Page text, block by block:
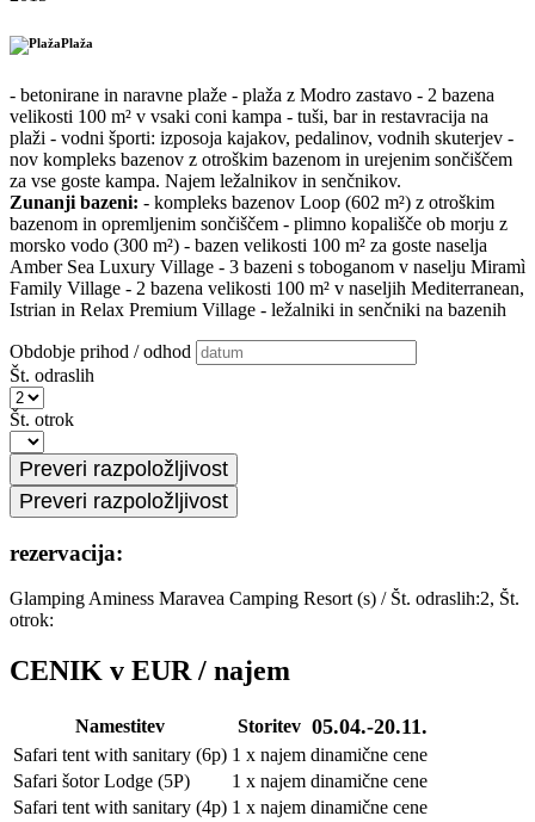
Plaža
- betonirane in naravne plaže - plaža z Modro zastavo - 2 bazena
velikosti 100 m² v vsaki coni kampa - tuši, bar in restavracija na
plaži - vodni športi: izposoja kajakov, pedalinov, vodnih skuterjev -
nov kompleks bazenov z otroškim bazenom in urejenim sončiščem
za vse goste kampa. Najem ležalnikov in senčnikov.
Zunanji bazeni: - kompleks bazenov Loop (602 m²) z otroškim
bazenom in opremljenim sončiščem - plimno kopališče ob morju z
morsko vodo (300 m²) - bazen velikosti 100 m² za goste naselja
Amber Sea Luxury Village - 3 bazeni s toboganom v naselju Miramì
Family Village - 2 bazena velikosti 100 m² v naseljih Mediterranean,
Istrian in Relax Premium Village - ležalniki in senčniki na bazenih
Obdobje prihod / odhod
Št. odraslih
Št. otrok
rezervacija:
Glamping Aminess Maravea Camping Resort (s) / Št. odraslih:2, Št.
otrok:
CENIK v EUR / najem
Namestitev Storitev 05.04.-20.11.
Safari tent with sanitary (6p) 1 x najem dinamične cene
Safari šotor Lodge (5P)
1 x najem dinamične cene
Safari tent with sanitary (4p) 1 x najem dinamične cene